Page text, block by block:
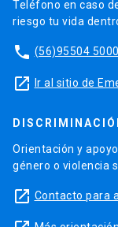
Teléfono en caso
riesgo tu vida
phone (56)95504 5000
launch Ir al sitio de
Orientación y
género o violencia
launch Contacto para